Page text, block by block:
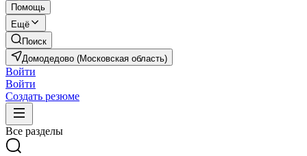
Помощь
Ещё
Поиск
Домодедово (Московская область)
Войти
Войти
Создать резюме
Все разделы